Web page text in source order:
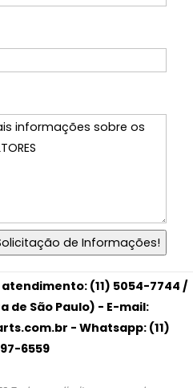
(11) 5054-7744 /
de São Paulo) - E-mail:
- Whatsapp: (11)
6559